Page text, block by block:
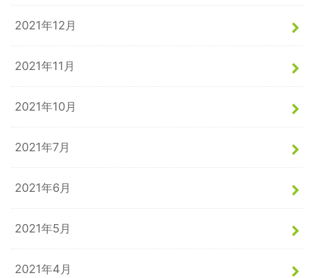
2021年12月
2021年11月
2021年10月
2021年7月
2021年6月
2021年5月
2021年4月